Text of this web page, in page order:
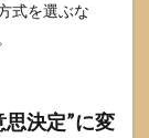
式を選ぶな
決定”に変